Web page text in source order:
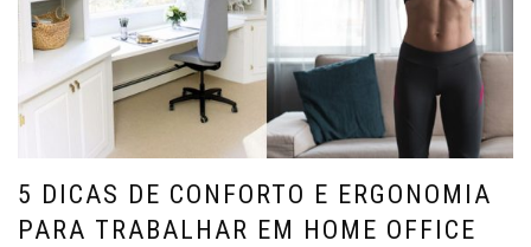
5 DICAS DE CONFORTO E ERGONOMIA
PARA TRABALHAR EM HOME OFFICE